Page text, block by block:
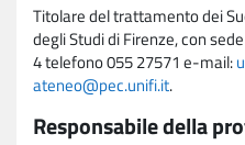
Titolare del trattamento dei
degli Studi di Firenze, con
4 telefono 055 27571 e-mail:
ateneo@pec.unifi.it.
Responsabile della